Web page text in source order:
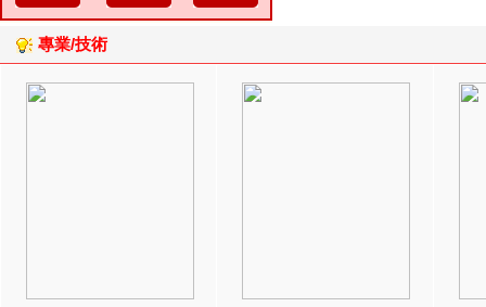
專業/技術